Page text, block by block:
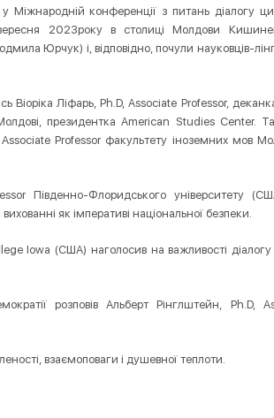
конференції з питань діалогу
2023року в столиці Молдови
Юрчук) і, відповідно, почули науковців-
Віоріка Ліфарь, Ph.D, Associate Professor,
президентка American Studies Center.
Associate Professor факультету іноземних мов
Південно-Флоридського університету
як імперативі національної безпеки.
Iowa (США) наголосив на важливості діалогу
розповів Альберт Рінглштейн, Ph.D,
взаємоповаги і душевної теплоти.